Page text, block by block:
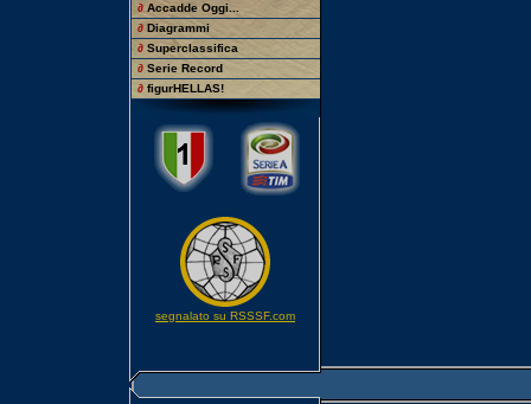
∂ Accadde Oggi...
∂ Diagrammi
∂ Superclassifica
∂ Serie Record
∂ figurHELLAS!
segnalato su RSSSF.com